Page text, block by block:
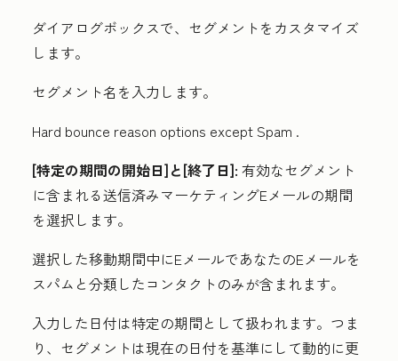
ダイアログボックスで、セグメントをカスタマイズ
します。
セグメント名 を入力します。
Hard bounce reason options except Spam .
[特定の期間の開始日]と[終了日]: 有効なセグメント
に含まれる送信済みマーケティングEメールの期間
を選択します。
選択した移動期間中にEメールであなたのEメールを
スパムと分類したコンタクトのみが含まれます。
入力した日付は特定の期間として扱われます。つま
り、セグメントは現在の日付を基準にして動的に更